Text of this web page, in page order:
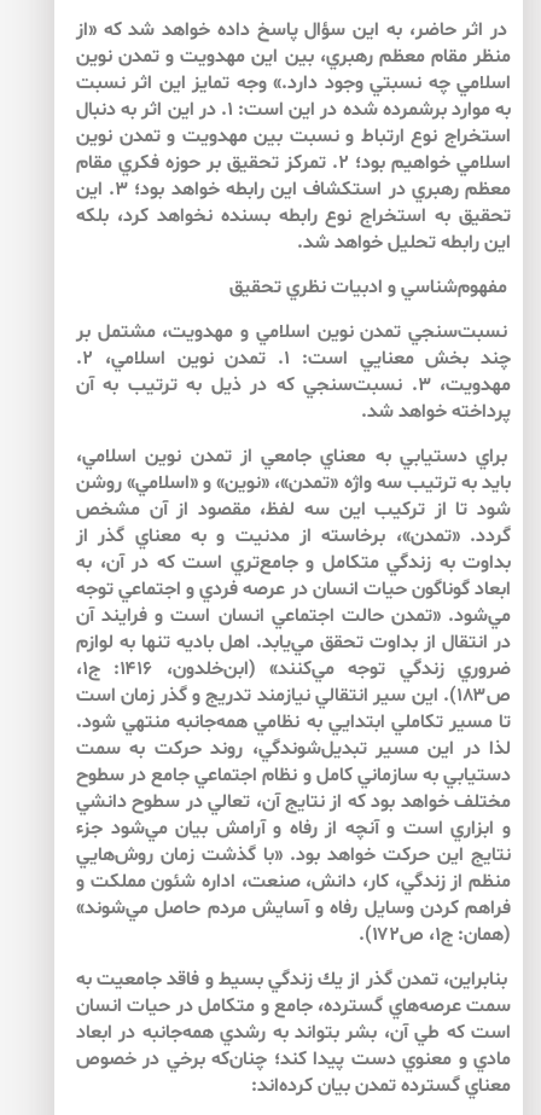
در اثر حاضر، به اين سؤال پاسخ داده خواهد شد كه «از
منظر مقام معظم رهبري، بين اين مهدويت و تمدن نوين
اسلامي چه نسبتي وجود دارد.» وجه تمايز اين اثر نسبت
به موارد برشمرده شده در اين است: ۱. در اين اثر به دنبال
استخراج نوع ارتباط و نسبت بين مهدويت و تمدن نوين
اسلامي خواهيم بود؛ ۲. تمركز تحقيق بر حوزه فكري مقام
معظم رهبري در استكشاف اين رابطه خواهد بود؛ ۳. اين
تحقيق به استخراج نوع رابطه بسنده نخواهد كرد، بلكه
اين رابطه تحليل خواهد شد.
مفهوم‌‌شناسي و ادبيات نظري تحقيق
نسبت‌‌سنجي تمدن نوين اسلامي و مهدويت، مشتمل بر
چند بخش معنايي است: ۱. تمدن نوين اسلامي، ۲.
مهدويت، ۳. نسبت‌‌سنجي كه در ذيل به ترتيب به آن
پرداخته خواهد شد.
براي دستيابي به معناي جامعي از تمدن نوين اسلامي،
بايد به ترتيب سه واژه «تمدن»، «نوين» و «اسلامي» روشن
شود تا از تركيب اين سه لفظ، مقصود از آن مشخص
گردد. «تمدن»، برخاسته از مدنيت و به معناي گذر از
بداوت به زندگي متكامل و جامع‌‌تري است كه در آن، به
ابعاد گوناگون حيات انسان در عرصه فردي و اجتماعي توجه
مي‌‌شود. «تمدن حالت اجتماعي انسان است و فرايند آن
در انتقال از بداوت تحقق مي‌يابد. اهل باديه تنها به لوازم
ضروري زندگي توجه مي‌كنند» (ابن‌‌خلدون، ۱۴۱۶: ج۱،
ص۱۸۳). اين سير انتقالي نيازمند تدريج و گذر زمان است
تا مسير تكاملي ابتدايي به نظامي همه‌‌جانبه منتهي شود.
لذا در اين مسير تبديل‌‌شوندگي، روند حركت به سمت
دستيابي به سازماني كامل و نظام اجتماعي جامع در سطوح
مختلف خواهد بود كه از نتايج آن، تعالي در سطوح دانشي
و ابزاري است و آنچه از رفاه و آرامش بيان مي‌‌شود جزء
نتايج اين حركت خواهد بود. «با گذشت زمان روش‌هايي
منظم از زندگي، كار، دانش، صنعت، اداره شئون مملكت و
فراهم كردن وسايل رفاه و آسايش مردم حاصل مي‌شوند»
(همان: ج۱، ص۱۷۲).
بنابراين، تمدن گذر از يك زندگي بسيط و فاقد جامعيت به
سمت عرصه‌‌هاي گسترده، جامع و متكامل در حيات انسان
است كه طي آن، بشر بتواند به رشدي همه‌‌جانبه در ابعاد
مادي و معنوي دست پيدا كند؛ چنان‌كه برخي در خصوص
معناي گسترده تمدن بيان كرده‌اند: